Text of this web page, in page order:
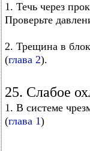
1. Течь через
Проверьте
2. Трещина в
(глава 2).
25. Слабое
1. В системе
(глава 1)